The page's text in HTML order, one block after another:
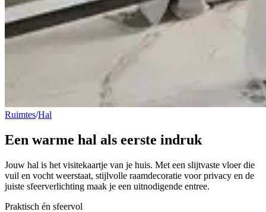
Ruimtes/Hal
Een warme hal als eerste indruk
Jouw hal is het visitekaartje van je huis. Met een slijtvaste vloer die
vuil en vocht weerstaat, stijlvolle raamdecoratie voor privacy en de
juiste sfeerverlichting maak je een uitnodigende entree.
Praktisch én sfeervol